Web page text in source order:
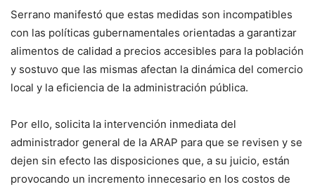
Serrano manifestó que estas medidas son incompatibles
con las políticas gubernamentales orientadas a garantizar
alimentos de calidad a precios accesibles para la población
y sostuvo que las mismas afectan la dinámica del comercio
local y la eficiencia de la administración pública.
Por ello, solicita la intervención inmediata del
administrador general de la ARAP para que se revisen y se
dejen sin efecto las disposiciones que, a su juicio, están
provocando un incremento innecesario en los costos de